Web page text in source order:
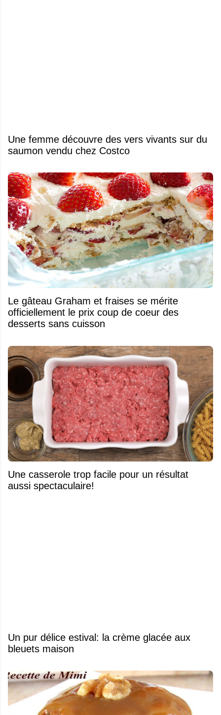
Une femme découvre des vers vivants sur du
saumon vendu chez Costco
Le gâteau Graham et fraises se mérite
officiellement le prix coup de coeur des
desserts sans cuisson
Une casserole trop facile pour un résultat
aussi spectaculaire!
Un pur délice estival: la crème glacée aux
bleuets maison